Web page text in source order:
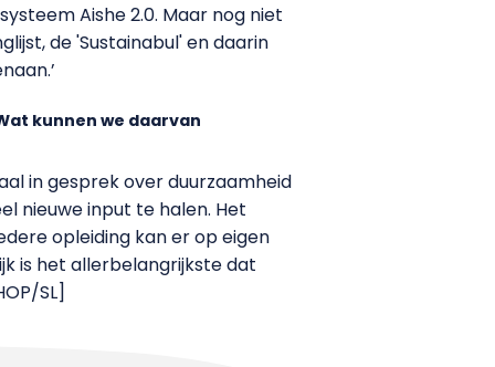
Aishe 2.0. Maar nog niet
de 'Sustainabul' en daarin
kunnen we daarvan
in gesprek over duurzaamheid
nieuwe input te halen. Het
opleiding kan er op eigen
is het allerbelangrijkste dat
SL]